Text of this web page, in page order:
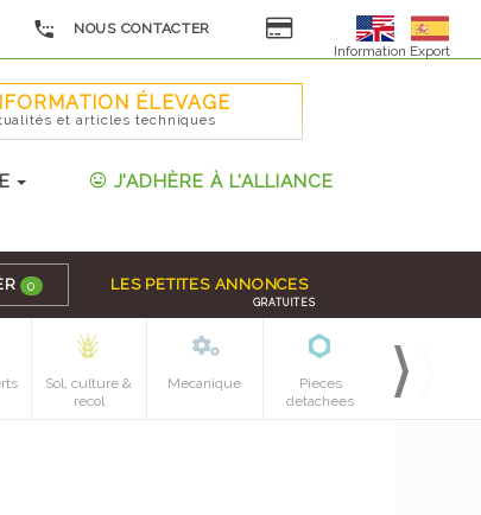
NOUS CONTACTER
Information Export
ÉLEVAGE
et articles techniques
J'ADHÈRE À L'ALLIANCE
0 LES PETITES ANNONCES
GRATUITES
Sol, culture &
recol
Mecanique
Pieces
detachees